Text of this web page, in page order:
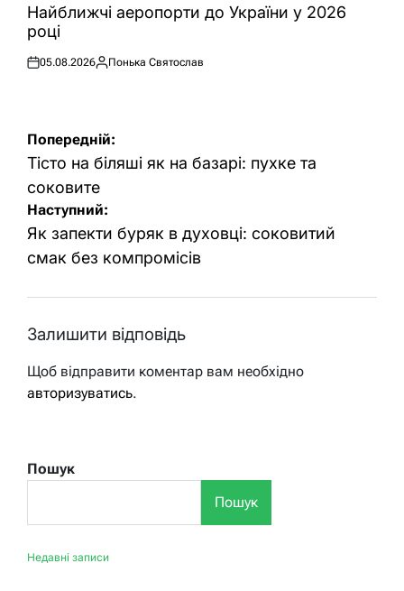
УНайближчі аеропорти до України у 2026
році
Оприлюднено
05.08.2026
Опубліковано
Понька Святослав
Навігація
записів
Попередній:
Тісто на біляші як на базарі: пухке та
соковите
Наступний:
Як запекти буряк в духовці: соковитий
смак без компромісів
Залишити відповідь
Щоб відправити коментар вам необхідно
авторизуватись.
Пошук
Пошук
Недавні записи